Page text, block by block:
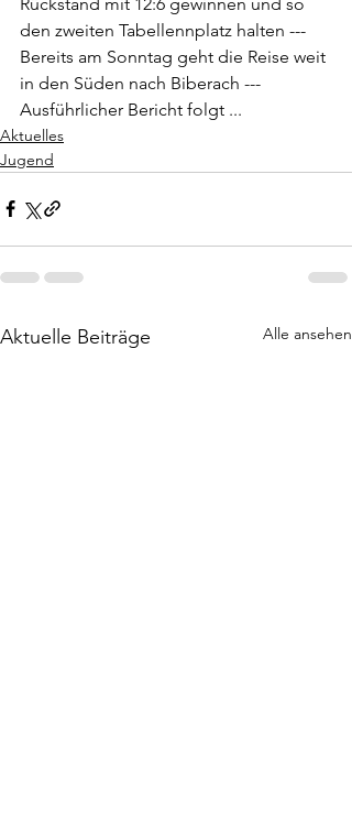
den zweiten Tabellennplatz halten ---
Bereits am Sonntag geht die Reise weit
in den Süden nach Biberach ---
Ausführlicher Bericht folgt ...
Aktuelles
Jugend
Aktuelle Beiträge Alle ansehen